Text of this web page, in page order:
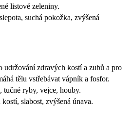
listové zeleniny.
suchá pokožka, zvýšená
zdravých kostí a zubů a pro
tělu vstřebávat vápník a fosfor.
tučné ryby, vejce, houby.
slabost, zvýšená únava.